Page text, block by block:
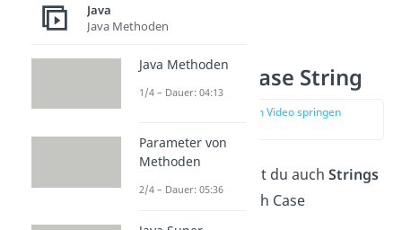
Java Switch Case String
zur Stelle im Video springen
Neben Zahlen kannst du auch Strings
mit einem Java Switch Case
Java
Java Methoden
Java Methoden
1/4 – Dauer: 04:13
Parameter von
Methoden
2/4 – Dauer: 05:36